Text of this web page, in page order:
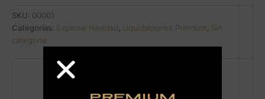
SKU: 00001
Categorías: Especial Navidad Liquidaciones Premium Sin
categoria